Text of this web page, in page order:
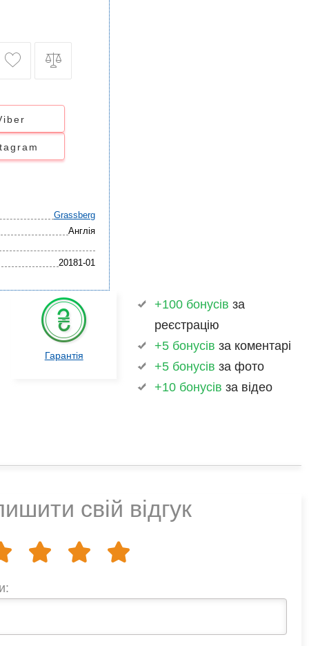
Grassberg
Англія
20181-01
Гарантія
+100 бонусів за
реєстрацію
+5 бонусів за коментарі
+5 бонусів за фото
+10 бонусів за відео
свій відгук